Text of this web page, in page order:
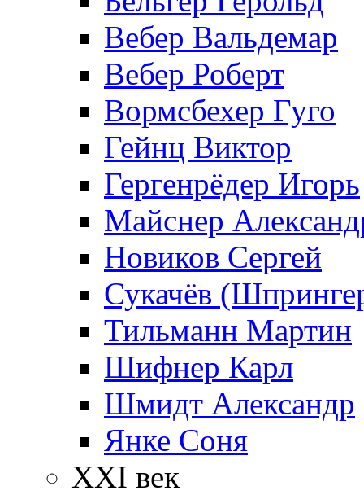
Вебер Вальдемар
Вебер Роберт
Вормсбехер Гуго
Гейнц Виктор
Гергенрёдер Игорь
Майснер
Новиков Сергей
Сукачёв
Тильманн Мартин
Шифнер Карл
Шмидт Александр
Янке Соня
XXI век